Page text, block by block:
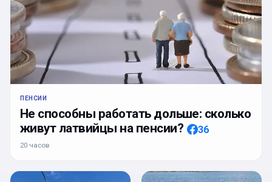
ПЕНСИИ
Не способны работать дольше: сколько
живут латвийцы на пенсии?
36
20 часов